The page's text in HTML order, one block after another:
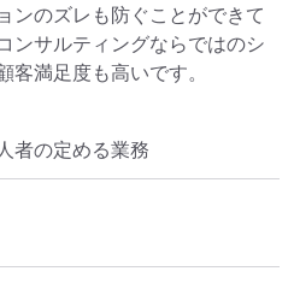
ンのズレも防ぐことができて
ンサルティングならではのシ
満足度も高いです。
者の定める業務